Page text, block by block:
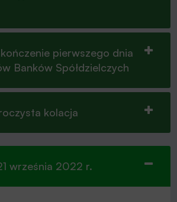
pierwszego dnia
Banków Spółdzielczych
kolacja
września 2022 r.